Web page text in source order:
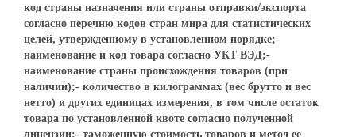
код страны назначения или страны отправки/экспорта
согласно перечню кодов стран мира для статистических
целей, утвержденному в установленном порядке;-
наименование и код товара согласно УКТ ВЭД;-
наименование страны происхождения товаров (при
наличии);- количество в килограммах (вес брутто и вес
нетто) и других единицах измерения, в том числе остаток
товара по установленной квоте согласно полученной
лицензии;- таможенную стоимость товаров и метод ее